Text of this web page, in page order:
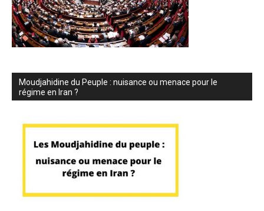
Moudjahidine du Peuple : nuisance ou menace pour le
régime en Iran ?